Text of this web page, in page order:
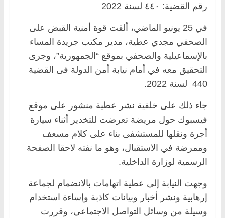
رقم القضية: ٤٤٠ لسنة 2022
في 25 يونيو الماضي، ألقت قوة أمنية القبض على
الصحفي مجدي عطية، مدير مكتب جريدة المساء
بالإسماعيلية والصحفي بموقع “الجمهورية”، وجرى
التحقيق معه في أمام نيابة أمن الدولة فى القضية
440 لسنة 2022.
جاء ذلك على خلفية نشر عطية منشور على موقع
فيسبوك حول مريضة تعرضت للتخدير أثناء سيارة
أجرة ونقلها للمستشفى بناء على كلام مسعف
وممرضة في الاستقبال، وهو ما نفته لاحقا الصفحة
الرسمية لوزارة الداخلية.
وجهت النيابة إلى عطية اتهامات بالانضمام لجماعة
إرهابية ونشر أخبار وبيانات كاذبة وإساءة استخدام
وسيلة من وسائل التواصل الاجتماعي، وقررت